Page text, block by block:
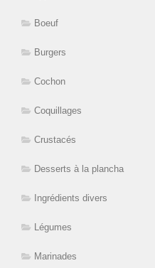
Boeuf
Burgers
Cochon
Coquillages
Crustacés
Desserts à la plancha
Ingrédients divers
Légumes
Marinades